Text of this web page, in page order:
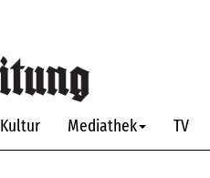
Kultur Mediathek TV